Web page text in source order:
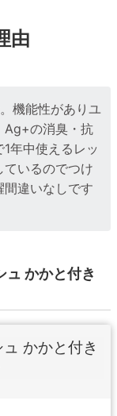
由
機能性がありユ
Ag+の消臭・抗
年中使えるレッ
ているのでつけ
違いなしです
かかと付き
かかと付き